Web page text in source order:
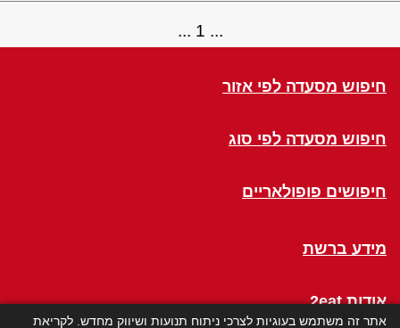
1
חיפוש מסעדה לפי אזור
חיפוש מסעדה לפי סוג
חיפושים פופולאריים
מידע ברשת
אודות 2eat
אתר זה משתמש בעוגיות לצרכי ניתוח תנועות ושיווק מחדש. לקריאת